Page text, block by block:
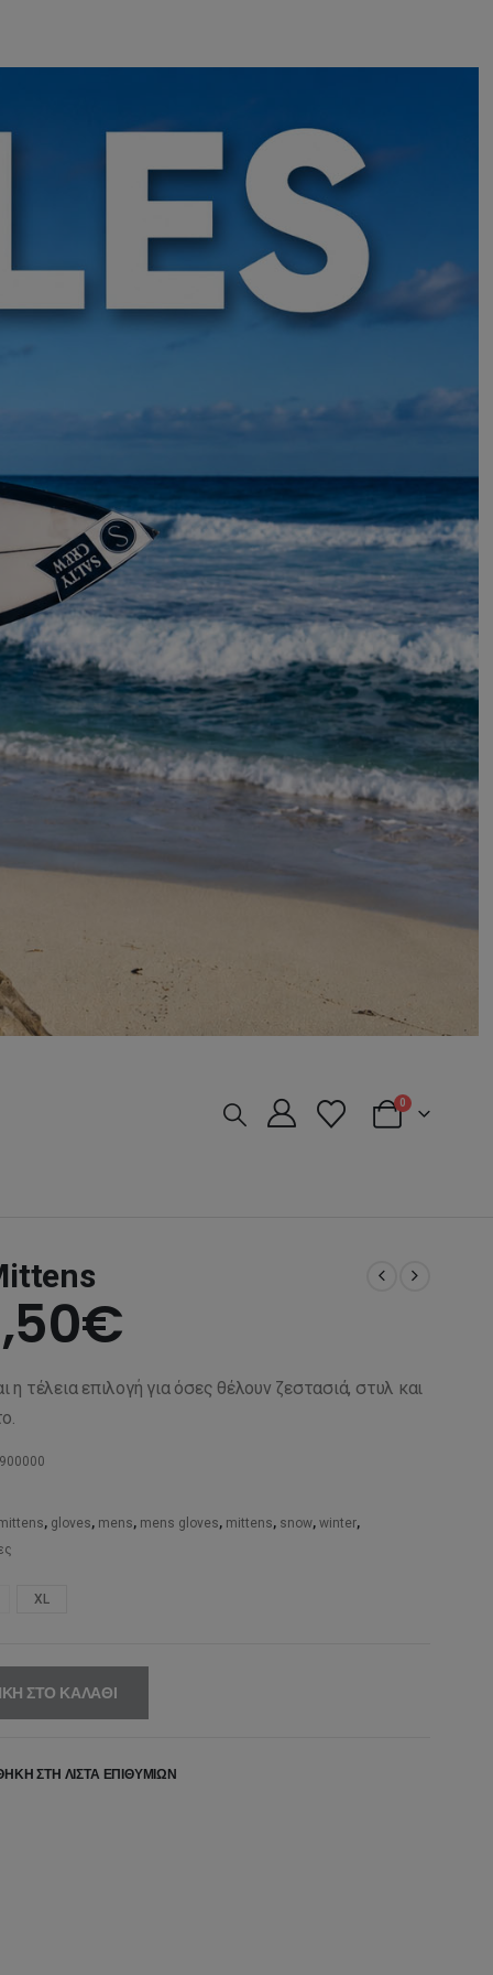
0
€
τρέχουσα
49,50€.
η τέλεια επιλογή για όσες θέλουν ζεστασιά, στυλ και
, gloves, mens, mens gloves, mittens, snow, winter,
XL
ΣΤΟ ΚΑΛΆΘΙ
ΣΤΗ ΛΊΣΤΑ ΕΠΙΘΥΜΙΏΝ